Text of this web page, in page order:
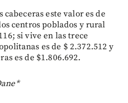
este valor es de
centros poblados y rural
si vive en las trece
es de $ 2.372.512 y
es de $1.806.692.